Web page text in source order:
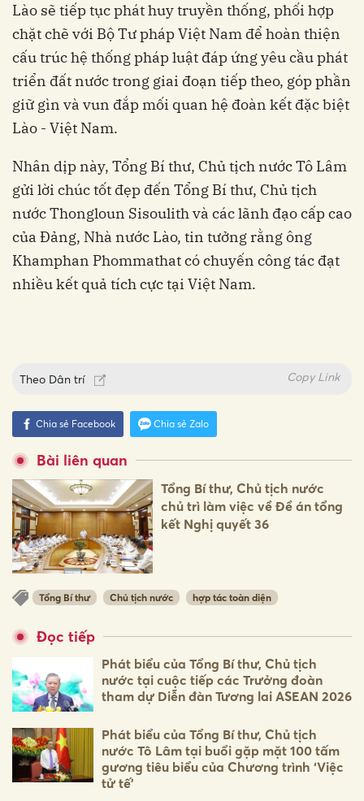
Lào sẽ tiếp tục phát huy truyền thống, phối hợp
chặt chẽ với Bộ Tư pháp Việt Nam để hoàn thiện
cấu trúc hệ thống pháp luật đáp ứng yêu cầu phát
triển đất nước trong giai đoạn tiếp theo, góp phần
giữ gìn và vun đắp mối quan hệ đoàn kết đặc biệt
Lào - Việt Nam.
Nhân dịp này, Tổng Bí thư, Chủ tịch nước Tô Lâm
gửi lời chúc tốt đẹp đến Tổng Bí thư, Chủ tịch
nước Thongloun Sisoulith và các lãnh đạo cấp cao
của Đảng, Nhà nước Lào, tin tưởng rằng ông
Khamphan Phommathat có chuyến công tác đạt
nhiều kết quả tích cực tại Việt Nam.
Theo Dân trí Copy Link
Chia sẻ Facebook Chia sẻ Zalo
Bài liên quan
Tổng Bí thư, Chủ tịch nước
chủ trì làm việc về Đề án tổng
kết Nghị quyết 36
Tổng Bí thư Chủ tịch nước hợp tác toàn diện
Đọc tiếp
Phát biểu của Tổng Bí thư, Chủ tịch
nước tại cuộc tiếp các Trưởng đoàn
tham dự Diễn đàn Tương lai ASEAN 2026
Phát biểu của Tổng Bí thư, Chủ tịch
nước Tô Lâm tại buổi gặp mặt 100 tấm
gương tiêu biểu của Chương trình ‘Việc
tử tế’